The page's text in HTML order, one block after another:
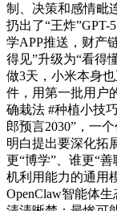
制、决策和感情毗
扔出了“王炸
学APP推送，财产
得见”升级为“看得
做3天，小米本身
件，用第一批用户
确栽法 #种植小技
郎预言2030”，一
明白提出要深化拓
更“博学”、谁更“
机利用能力的通用
OpenClaw智能体